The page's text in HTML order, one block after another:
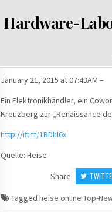
Hardware-
January 21, 2015 at 07:43AM –
Ein Elektronikhändler, ein
Kreuzberg zur „Renaissance
http://ift.tt/1BDhl6x
Quelle: Heise
Share:
Tagged heise online Top-